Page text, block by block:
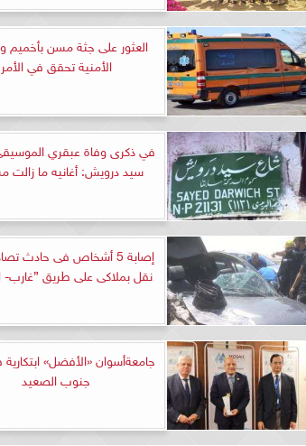
العثور على جثة مسن بأخميم
الأمنية تحقق في الأمر
في ذكرى وفاة عبقري
سيد درويش: أغانيه ما زالت
إصابة 5 أشخاص فى حادث
نقل بملاكى على طريق ”غارب-
جامعةأسوان «الأفضل»
جنوب الصعيد